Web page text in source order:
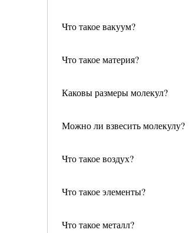
Что такое вакуум?
Что такое материя?
Каковы размеры молекул?
Можно ли взвесить молекулу?
Что такое воздух?
Что такое элементы?
Что такое металл?